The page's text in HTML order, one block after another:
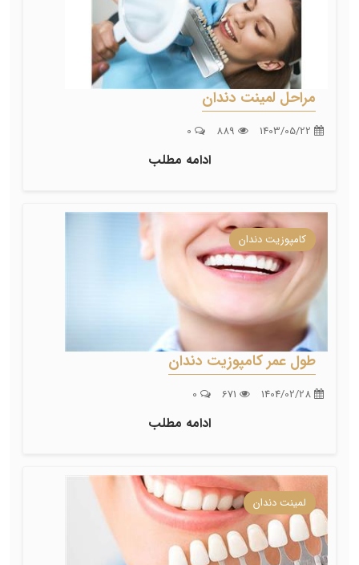
مراحل لمینت دندان
ادامه مطلب
کامپوزیت دندان
طول عمر کامپوزیت دندان
ادامه مطلب
لمینت دندان